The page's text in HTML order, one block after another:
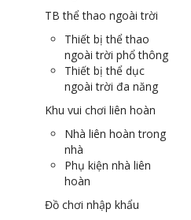
TB thể thao ngoài trời
Thiết bị thể thao
ngoài trời phổ thông
Thiết bị thể dục
ngoài trời đa năng
Khu vui chơi liên hoàn
Nhà liên hoàn trong
nhà
Phụ kiện nhà liên
hoàn
Đồ chơi nhập khẩu